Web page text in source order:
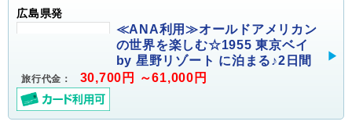
広島県発
≪ANA利用≫オールドアメリカン
の世界を楽しむ☆1955 東京ベイ
by 星野リゾート に泊まる♪2日間
旅行代金： 30,700円 ～61,000円